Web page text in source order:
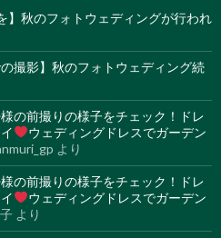
】秋のフォトウェディングが行われ
撮影】秋のフォトウェディング続
の前撮りの様子をチェック！ドレ
ウェディングドレスでガーデン
より
の前撮りの様子をチェック！ドレ
ウェディングドレスでガーデン
より